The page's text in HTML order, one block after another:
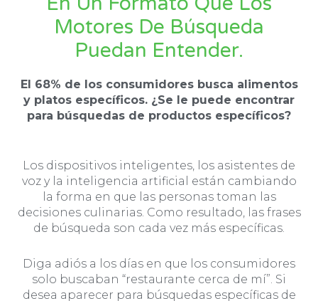
Motores De Búsqueda
Puedan Entender.
El 68% de los consumidores busca alimentos
y platos específicos. ¿Se le puede encontrar
para búsquedas de productos específicos?
Los dispositivos inteligentes, los asistentes de
voz y la inteligencia artificial están cambiando
la forma en que las personas toman las
decisiones culinarias. Como resultado, las frases
de búsqueda son cada vez más específicas.
Diga adiós a los días en que los consumidores
solo buscaban “restaurante cerca de mí”. Si
desea aparecer para búsquedas específicas de